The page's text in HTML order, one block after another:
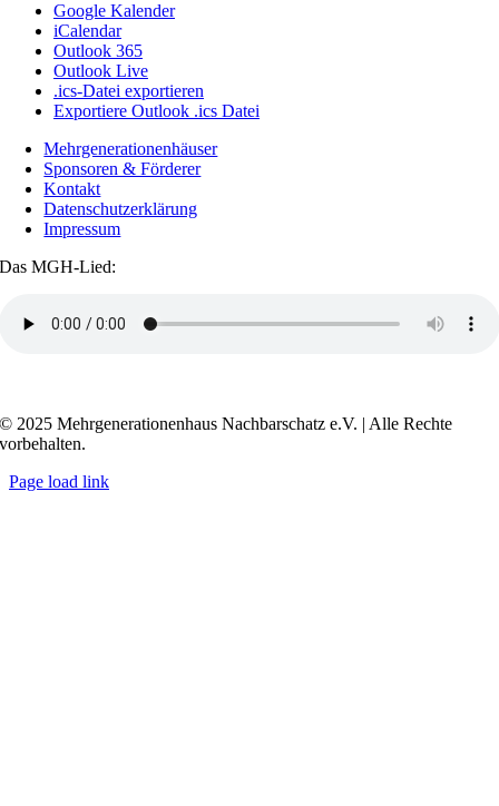
Google Kalender
iCalendar
Outlook 365
Outlook Live
.ics-Datei exportieren
Exportiere Outlook .ics Datei
Mehrgenerationenhäuser
Sponsoren & Förderer
Kontakt
Datenschutzerklärung
Impressum
Das MGH-Lied:
© 2025 Mehrgenerationenhaus Nachbarschatz e.V. | Alle Rechte
vorbehalten.
Page load link